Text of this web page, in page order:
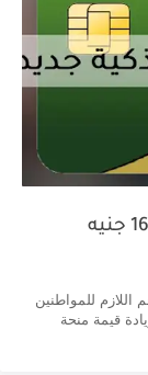
وزارة التموين تعلن عن دعم إضافي 1600 جنيه
اللازم للمواطنين
قيمة منحة